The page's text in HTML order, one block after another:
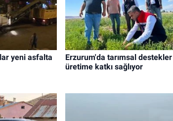
yeni asfalta
Erzurum'da tarımsal destekler
üretime katkı sağlıyor